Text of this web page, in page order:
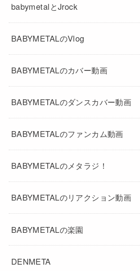
babymetalとJrock
BABYMETALのVlog
BABYMETALのカバー動画
BABYMETALのダンスカバー動画
BABYMETALのファンカム動画
BABYMETALのメタラジ！
BABYMETALのリアクション動画
BABYMETALの楽園
DENMETA